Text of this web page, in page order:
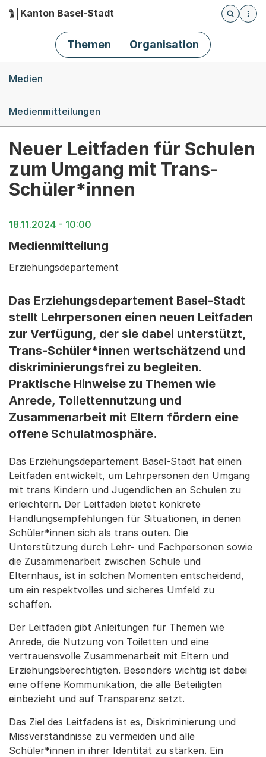
Hauptnavigation
Kanton Basel-Stadt
Öffnet
Themen Organisation
Medien
Medienmitteilungen
Neuer Leitfaden für Schulen
zum Umgang mit Trans-
Schüler*innen
18.11.2024 - 10:00
Medienmitteilung
Erziehungsdepartement
Das Erziehungsdepartement Basel-Stadt
stellt Lehrpersonen einen neuen Leitfaden
zur Verfügung, der sie dabei unterstützt,
Trans-Schüler*innen wertschätzend und
diskriminierungsfrei zu begleiten.
Praktische Hinweise zu Themen wie
Anrede, Toilettennutzung und
Zusammenarbeit mit Eltern fördern eine
offene Schulatmosphäre.
Das Erziehungsdepartement Basel-Stadt hat einen
Leitfaden entwickelt, um Lehrpersonen den Umgang
mit trans Kindern und Jugendlichen an Schulen zu
erleichtern. Der Leitfaden bietet konkrete
Handlungsempfehlungen für Situationen, in denen
Schüler*innen sich als trans outen. Die
Unterstützung durch Lehr- und Fachpersonen sowie
die Zusammenarbeit zwischen Schule und
Elternhaus, ist in solchen Momenten entscheidend,
um ein respektvolles und sicheres Umfeld zu
schaffen.
Der Leitfaden gibt Anleitungen für Themen wie
Anrede, die Nutzung von Toiletten und eine
vertrauensvolle Zusammenarbeit mit Eltern und
Erziehungsberechtigten. Besonders wichtig ist dabei
eine offene Kommunikation, die alle Beteiligten
einbezieht und auf Transparenz setzt.
Das Ziel des Leitfadens ist es, Diskriminierung und
Missverständnisse zu vermeiden und alle
Schüler*innen in ihrer Identität zu stärken. Ein